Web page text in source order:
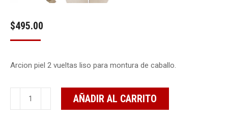
$495.00
Arcion piel 2 vueltas liso para montura de caballo.
Arcion
piel
AÑADIR AL CARRITO